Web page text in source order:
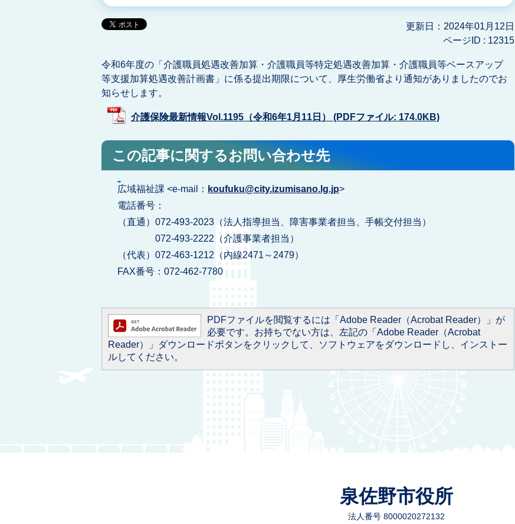
更新日：2024年01月12日
ページID : 12315
令和6年度の「介護職員処遇改善加算・介護職員等特定処遇改善加算・介護職員等ベースアップ
等支援加算処遇改善計画書」に係る提出期限について、厚生労働省より通知がありましたのでお
知らせします。
介護保険最新情報Vol.1195（令和6年1月11日） (PDFファイル: 174.0KB)
この記事に関するお問い合わせ先
広域福祉課 <e-mail： koufuku@city.izumisano.lg.jp>
電話番号：
（直通）072-493-2023（法人指導担当、障害事業者担当、手帳交付担当）
072-493-2222（介護事業者担当）
（代表）072-463-1212（内線2471～2479）
FAX番号：072-462-7780
PDFファイルを閲覧するには「Adobe Reader（Acrobat Reader）」が
必要です。お持ちでない方は、左記の「Adobe Reader（Acrobat
Reader）」ダウンロードボタンをクリックして、ソフトウェアをダウンロードし、インストー
ルしてください。
泉佐野市役所
法人番号 8000020272132